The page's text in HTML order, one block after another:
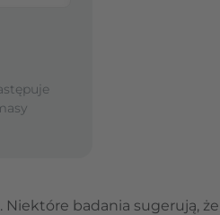
badania sugerują, że